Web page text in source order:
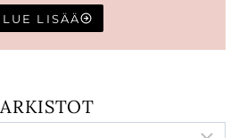
LUE LISÄÄ
ARKISTOT